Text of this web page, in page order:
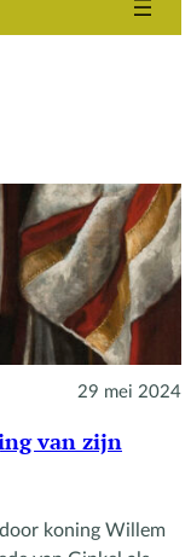
29 mei 2024
van zijn
koning Willem